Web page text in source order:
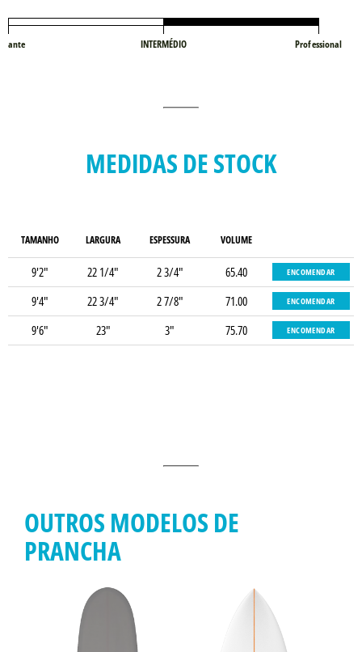
INTERMÉDIO Professional
MEDIDAS DE STOCK
TAMANHO LARGURA ESPESSURA VOLUME
9'2" 22 1/4" 2 3/4" 65.40 ENCOMENDAR
9'4" 22 3/4" 2 7/8" 71.00 ENCOMENDAR
9'6" 23" 3" 75.70 ENCOMENDAR
OUTROS MODELOS DE
PRANCHA